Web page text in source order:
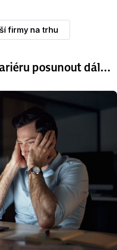
firmy na trhu
posunout dál…